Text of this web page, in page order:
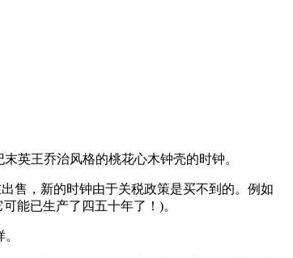
英王乔治风格的桃花心木钟壳的时钟。
售，新的时钟由于关税政策是买不到的。例如
能已生产了四五十年了！)。